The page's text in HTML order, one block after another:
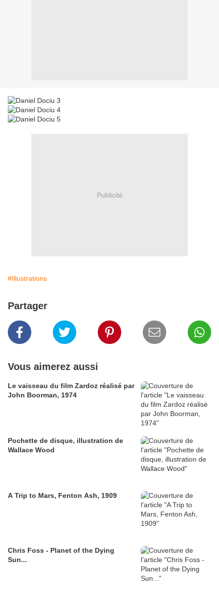
Publicité
#Illustrations
Partager
Vous aimerez aussi
Le vaisseau du film Zardoz réalisé par
John Boorman, 1974
Pochette de disque, illustration de
Wallace Wood
A Trip to Mars, Fenton Ash, 1909
Chris Foss - Planet of the Dying
Sun...